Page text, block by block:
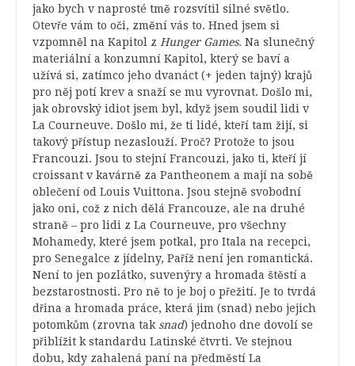
jako bych v naprosté tmě rozsvítil silné světlo.
Otevře vám to oči, změní vás to. Hned jsem si
vzpomněl na Kapitol z Hunger Games. Na slunečný
materiální a konzumní Kapitol, který se baví a
užívá si, zatímco jeho dvanáct (+ jeden tajný) krajů
pro něj potí krev a snaží se mu vyrovnat. Došlo mi,
jak obrovský idiot jsem byl, když jsem soudil lidi v
La Courneuve. Došlo mi, že ti lidé, kteří tam žijí, si
takový přístup nezaslouží. Proč? Protože to jsou
Francouzi. Jsou to stejní Francouzi, jako ti, kteří jí
croissant v kavárně za Pantheonem a mají na sobě
oblečení od Louis Vuittona. Jsou stejně svobodní
jako oni, což z nich dělá Francouze, ale na druhé
straně – pro lidi z La Courneuve, pro všechny
Mohamedy, které jsem potkal, pro Itala na recepci,
pro Senegalce z jídelny, Paříž není jen romantická.
Není to jen pozlátko, suvenýry a hromada štěstí a
bezstarostnosti. Pro ně to je boj o přežití. Je to tvrdá
dřina a hromada práce, která jim (snad) nebo jejich
potomkům (zrovna tak snad) jednoho dne dovolí se
přiblížit k standardu Latinské čtvrti. Ve stejnou
dobu, kdy zahalená paní na předměstí La